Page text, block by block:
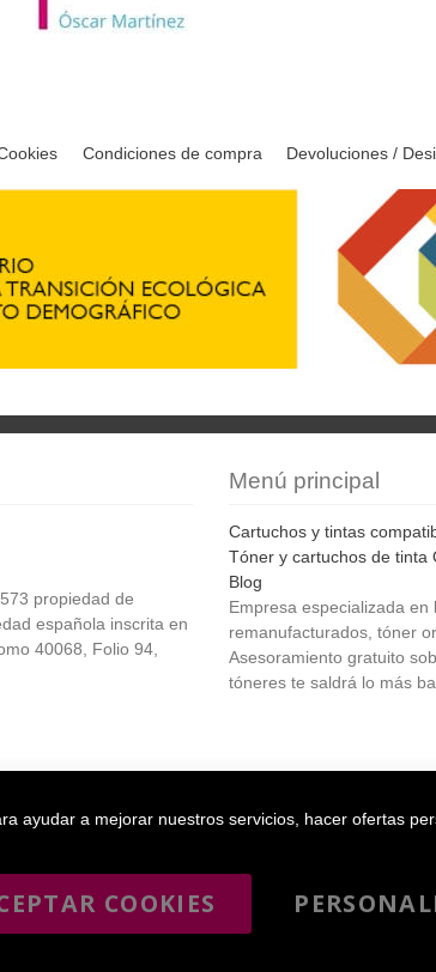
Condiciones de compra Devoluciones /
propiedad de
española inscrita en
40068, Folio 94,
Menú principal
Cartuchos y tintas
Tóner y cartuchos de tinta
Blog
Empresa especializada
remanufacturados, tóner
Asesoramiento gratuito
tóneres te saldrá lo más
ayudar a mejorar nuestros servicios, hacer ofertas
COOKIES